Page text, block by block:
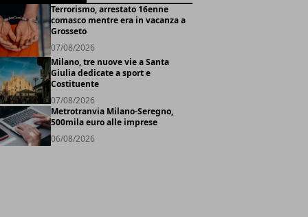
Terrorismo, arrestato 16enne
comasco mentre era in vacanza a
Grosseto
07/08/2026
Milano, tre nuove vie a Santa
Giulia dedicate a sport e
Costituente
07/08/2026
Metrotranvia Milano-Seregno,
500mila euro alle imprese
06/08/2026